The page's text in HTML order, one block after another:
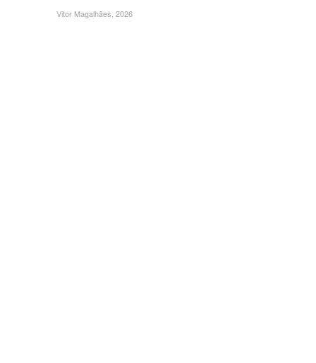
Vitor Magalhães, 2026